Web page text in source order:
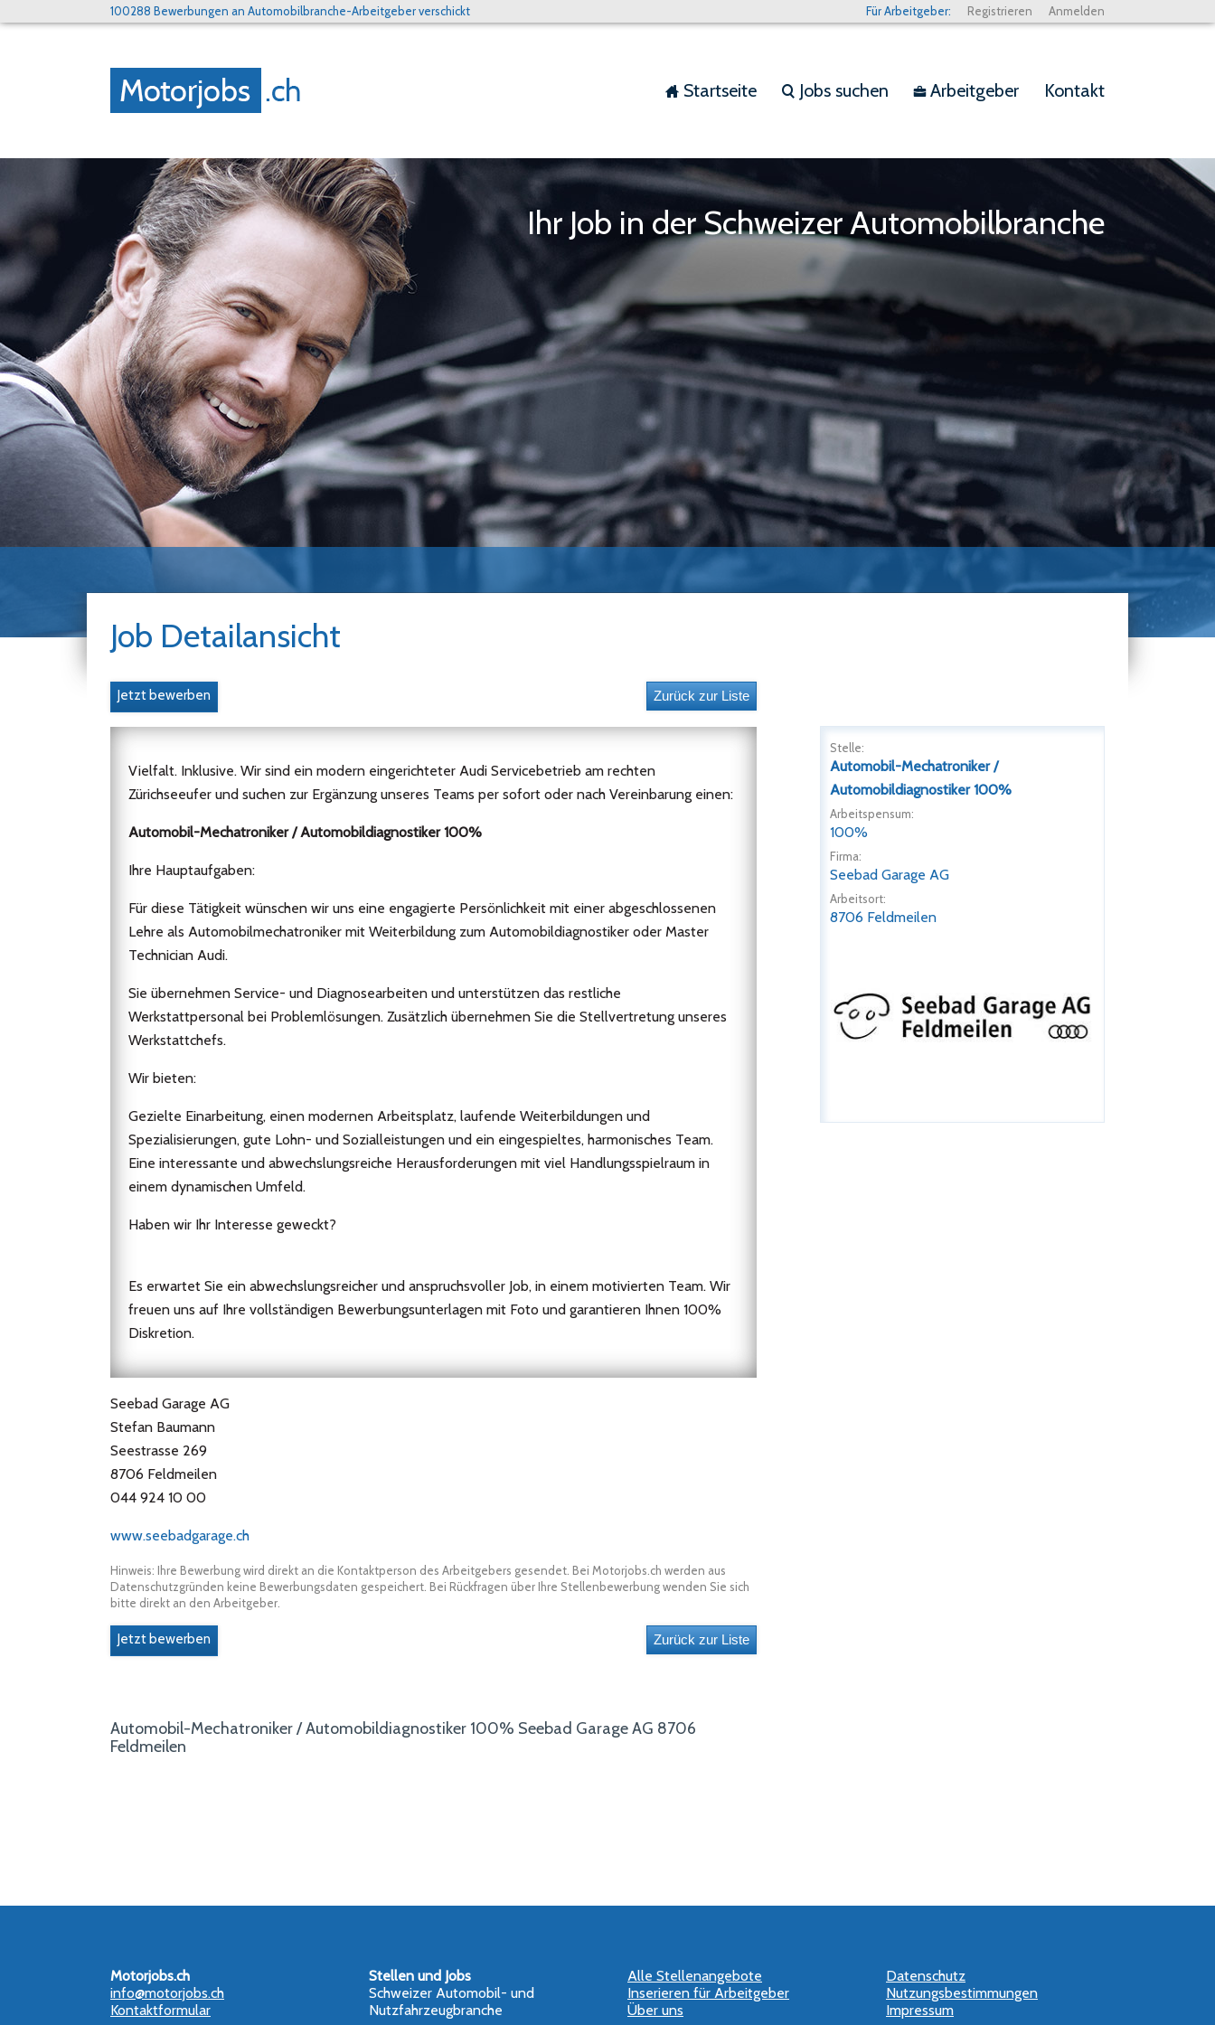
100288 Bewerbungen an Automobilbranche-Arbeitgeber verschickt Für Arbeitgeber: Registrieren Anmelden
home Startseite search Jobs suchen bag Arbeitgeber Kontakt
Ihr Job in der Schweizer Automobilbranche
Job Detailansicht
Jetzt bewerben
Stelle:
Automobil-Mechatroniker /
Automobildiagnostiker 100%
Arbeitspensum:
100%
Firma:
Seebad Garage AG
Arbeitsort:
8706 Feldmeilen
Vielfalt. Inklusive. Wir sind ein modern eingerichteter Audi Servicebetrieb am rechten
Zürichseeufer und suchen zur Ergänzung unseres Teams per sofort oder nach Vereinbarung einen:
Automobil-Mechatroniker / Automobildiagnostiker 100%
Ihre Hauptaufgaben:
Für diese Tätigkeit wünschen wir uns eine engagierte Persönlichkeit mit einer abgeschlossenen
Lehre als Automobilmechatroniker mit Weiterbildung zum Automobildiagnostiker oder Master
Technician Audi.
Sie übernehmen Service- und Diagnosearbeiten und unterstützen das restliche
Werkstattpersonal bei Problemlösungen. Zusätzlich übernehmen Sie die Stellvertretung unseres
Werkstattchefs.
Wir bieten:
Gezielte Einarbeitung, einen modernen Arbeitsplatz, laufende Weiterbildungen und
Spezialisierungen, gute Lohn- und Sozialleistungen und ein eingespieltes, harmonisches Team.
Eine interessante und abwechslungsreiche Herausforderungen mit viel Handlungsspielraum in
einem dynamischen Umfeld.
Haben wir Ihr Interesse geweckt?
Es erwartet Sie ein abwechslungsreicher und anspruchsvoller Job, in einem motivierten Team. Wir
freuen uns auf Ihre vollständigen Bewerbungsunterlagen mit Foto und garantieren Ihnen 100%
Diskretion.
Seebad Garage AG
Stefan Baumann
Seestrasse 269
8706 Feldmeilen
044 924 10 00
www.seebadgarage.ch
Hinweis: Ihre Bewerbung wird direkt an die Kontaktperson des Arbeitgebers gesendet. Bei Motorjobs.ch werden aus
Datenschutzgründen keine Bewerbungsdaten gespeichert. Bei Rückfragen über Ihre Stellenbewerbung wenden Sie sich
bitte direkt an den Arbeitgeber.
Jetzt bewerben
Automobil-Mechatroniker / Automobildiagnostiker 100% Seebad Garage AG 8706
Feldmeilen
Motorjobs.ch
info@motorjobs.ch
Kontaktformular
Stellen und Jobs
Schweizer Automobil- und
Nutzfahrzeugbranche
Alle Stellenangebote
Inserieren für Arbeitgeber
Über uns
Datenschutz
Nutzungsbestimmungen
Impressum